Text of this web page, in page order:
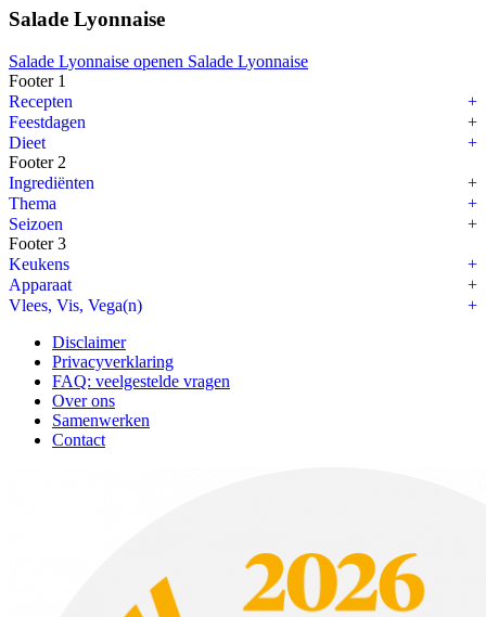
Salade Lyonnaise
Salade Lyonnaise openen Salade Lyonnaise
Footer 1
Recepten
Feestdagen
Dieet
Footer 2
Ingrediënten
Thema
Seizoen
Footer 3
Keukens
Apparaat
Vlees, Vis, Vega(n)
Disclaimer
Privacyverklaring
FAQ: veelgestelde vragen
Over ons
Samenwerken
Contact